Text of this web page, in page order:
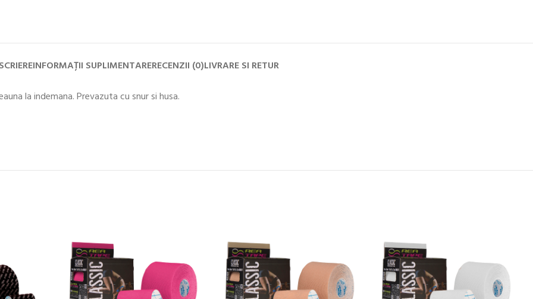
INFORMAȚII SUPLIMENTARERECENZII (0)LIVRARE SI RETUR
la indemana. Prevazuta cu snur si husa.